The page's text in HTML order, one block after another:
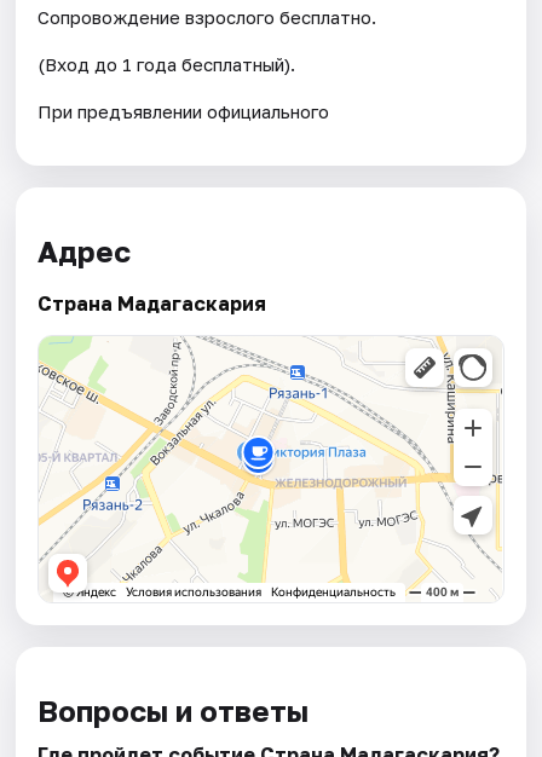
Сопровождение взрослого бесплатно.
(Вход до 1 года бесплатный).
При предъявлении официального
Адрес
Страна Мадагаскария
Вопросы и ответы